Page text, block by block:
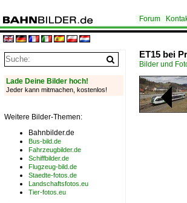
Forum
ET15 bei
Bilder und
Lade Deine Bilder hoch!
Jeder kann mitmachen, kostenlos!
Weitere Bilder-Themen:
Bahnbilder.de
Bus-bild.de
Fahrzeugbilder.de
Schiffbilder.de
Flugzeug-bild.de
Staedte-fotos.de
Landschaftsfotos.eu
Tier-fotos.eu